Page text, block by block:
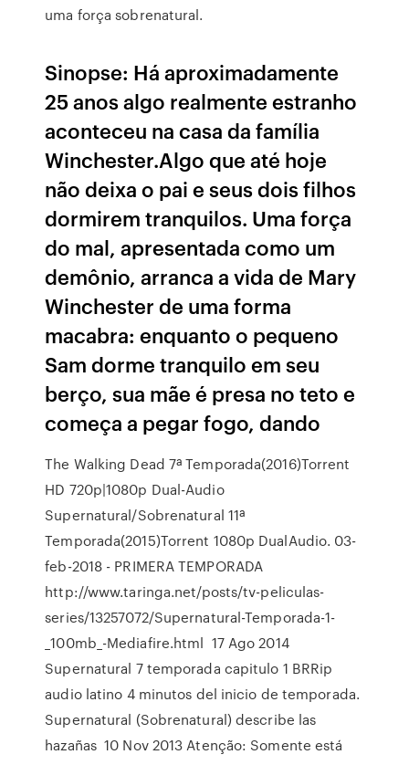
uma força sobrenatural.
Sinopse: Há aproximadamente
25 anos algo realmente estranho
aconteceu na casa da família
Winchester.Algo que até hoje
não deixa o pai e seus dois filhos
dormirem tranquilos. Uma força
do mal, apresentada como um
demônio, arranca a vida de Mary
Winchester de uma forma
macabra: enquanto o pequeno
Sam dorme tranquilo em seu
berço, sua mãe é presa no teto e
começa a pegar fogo, dando
The Walking Dead 7ª Temporada(2016)Torrent
HD 720p|1080p Dual-Audio
Supernatural/Sobrenatural 11ª
Temporada(2015)Torrent 1080p DualAudio. 03-
feb-2018 - PRIMERA TEMPORADA
http://www.taringa.net/posts/tv-peliculas-
series/13257072/Supernatural-Temporada-1-
_100mb_-Mediafire.html 17 Ago 2014
Supernatural 7 temporada capitulo 1 BRRip
audio latino 4 minutos del inicio de temporada.
Supernatural (Sobrenatural) describe las
hazañas 10 Nov 2013 Atenção: Somente está